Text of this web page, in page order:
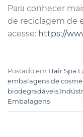
Para conhecer
de reciclagem de
acesse: https://
Postado em Hair Spa
embalagens de
biodegradáveis
Embalagens